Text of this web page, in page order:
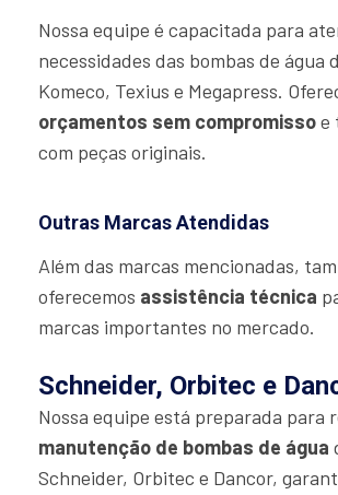
Nossa equipe é capacitada para
necessidades das bombas de água
Komeco, Texius e Megapress.
orçamentos sem compromissoe
com peças originais.
Outras Marcas Atendidas
Além das marcas mencionadas,
oferecemos assistência técnica
marcas importantes no mercado.
Schneider, Orbitec e
Nossa equipe está preparada para
manutenção de bombas de água
Schneider, Orbitec e Dancor,